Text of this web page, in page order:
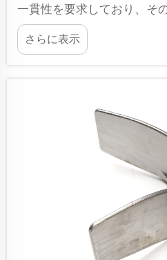
一貫性を要求しており、そ
たらす高度な加工技術への
密鋳造は、複雑な形状の部
基盤技術として登場しました
さらに表示